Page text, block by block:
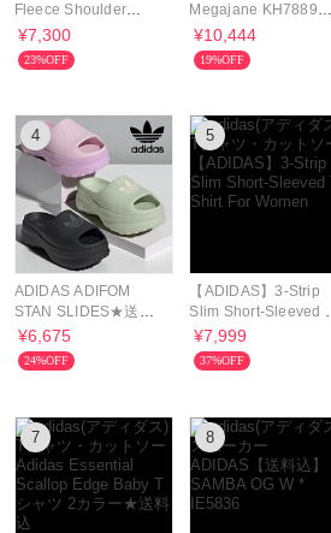
Fleece Shoulder
Bag★送料込
¥7,300
23%OFF
Megajane KH7889★
送料込
¥10,444
19%OFF
4
ADIDAS ADIFOM
STAN SLIDES★送料
込
¥6,675
24%OFF
5
【ADIDAS】3-Strip
Slim Short-Sleeved T-
Shirt For Women
¥7,999
37%OFF
7 8